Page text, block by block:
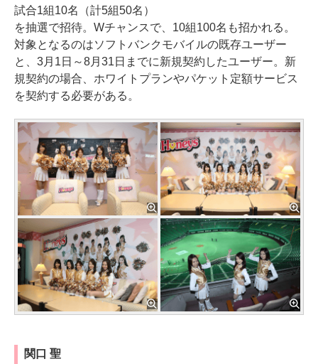
試合1組10名（計5組50名）
を抽選で招待。Wチャンスで、10組100名も招かれる。
対象となるのはソフトバンクモバイルの既存ユーザー
と、3月1日～8月31日までに新規契約したユーザー。新
規契約の場合、ホワイトプランやパケット定額サービス
を契約する必要がある。
関口 聖